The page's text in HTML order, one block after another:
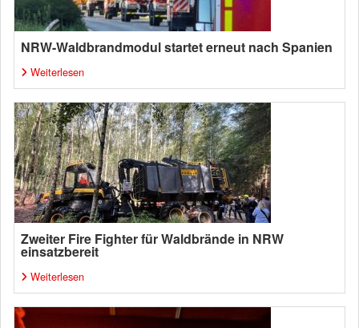
NRW-Waldbrandmodul startet erneut nach Spanien
Weiterlesen
Zweiter Fire Fighter für Waldbrände in NRW
einsatzbereit
Weiterlesen